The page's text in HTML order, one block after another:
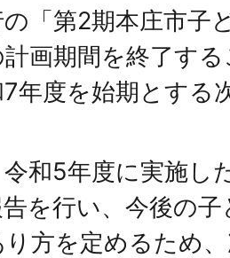
「第2期本庄市子
画期間を終了す
年度を始期とする
和5年度に実施し
を行い、今後の
方を定めるため